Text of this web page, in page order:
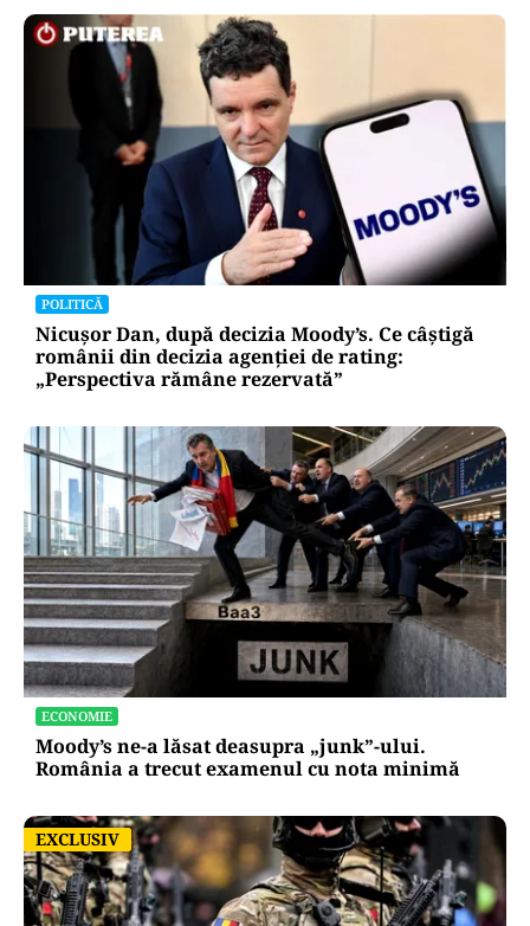
POLITICĂ
Nicușor Dan, după decizia Moody’s. Ce câștigă
românii din decizia agenției de rating:
„Perspectiva rămâne rezervată”
ECONOMIE
Moody’s ne-a lăsat deasupra „junk”-ului.
România a trecut examenul cu nota minimă
EXCLUSIV
EXCLUSIV